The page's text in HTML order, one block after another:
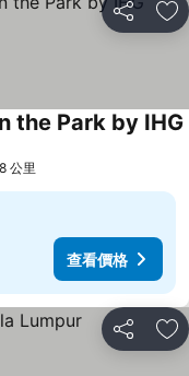
分享 加
價格
the Park by IHG
公里
查看價格
分享 加